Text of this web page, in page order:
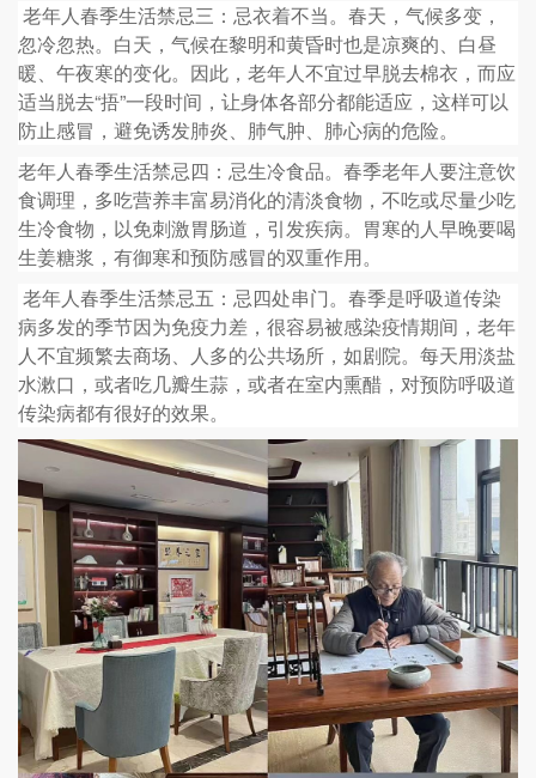
老年人春季生活禁忌三：忌衣着不当。春天，气候多变，
忽冷忽热。白天，气候在黎明和黄昏时也是凉爽的、白昼
暖、午夜寒的变化。因此，老年人不宜过早脱去棉衣，而应
适当脱去“捂”一段时间，让身体各部分都能适应，这样可以
防止感冒，避免诱发肺炎、肺气肿、肺心病的危险。
老年人春季生活禁忌四：忌生冷食品。春季老年人要注意饮
食调理，多吃营养丰富易消化的清淡食物，不吃或尽量少吃
生冷食物，以免刺激胃肠道，引发疾病。胃寒的人早晚要喝
生姜糖浆，有御寒和预防感冒的双重作用。
老年人春季生活禁忌五：忌四处串门。春季是呼吸道传染
病多发的季节因为免疫力差，很容易被感染疫情期间，老年
人不宜频繁去商场、人多的公共场所，如剧院。每天用淡盐
水漱口，或者吃几瓣生蒜，或者在室内熏醋，对预防呼吸道
传染病都有很好的效果。